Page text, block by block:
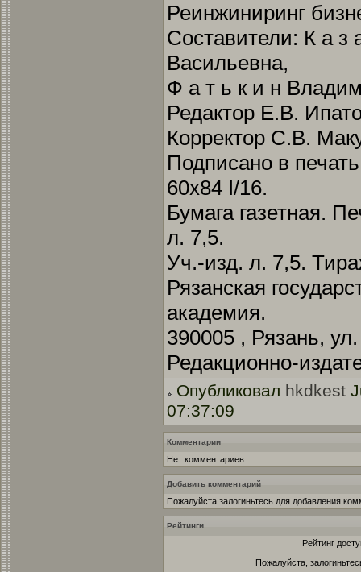
Реинжиниринг
Составители: К а з
Васильевна,
Ф а т ь к и н
Редактор Е.В.
Корректор С.В.
Подписано в
60х84 I/16.
Бумага газетная.
л. 7,5.
Уч.-изд. л. 7,5.
Рязанская
академия.
390005 , Рязань,
Редакционно-
Опубликовал hkdkest
07:37:09
Комментарии
Нет комментариев.
Добавить комментарий
Пожалуйста залогиньтесь для добавления
Рейтинги
Рейтинг
Пожалуйста,